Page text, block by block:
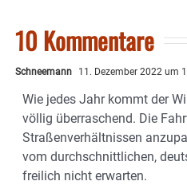
10 Kommentare
Schneemann 11. Dezember 2022 um
Wie jedes Jahr kommt der
völlig überraschend. Die
Straßenverhältnissen
vom durchschnittlichen,
freilich nicht erwarten.